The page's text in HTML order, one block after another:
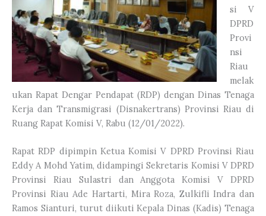
si V
DPRD
Provi
nsi
Riau
melak
ukan Rapat Dengar Pendapat (RDP) dengan Dinas Tenaga
Kerja dan Transmigrasi (Disnakertrans) Provinsi Riau di
Ruang Rapat Komisi V, Rabu (12/01/2022).
Rapat RDP dipimpin Ketua Komisi V DPRD Provinsi Riau
Eddy A Mohd Yatim, didampingi Sekretaris Komisi V DPRD
Provinsi Riau Sulastri dan Anggota Komisi V DPRD
Provinsi Riau Ade Hartarti, Mira Roza, Zulkifli Indra dan
Ramos Sianturi, turut diikuti Kepala Dinas (Kadis) Tenaga